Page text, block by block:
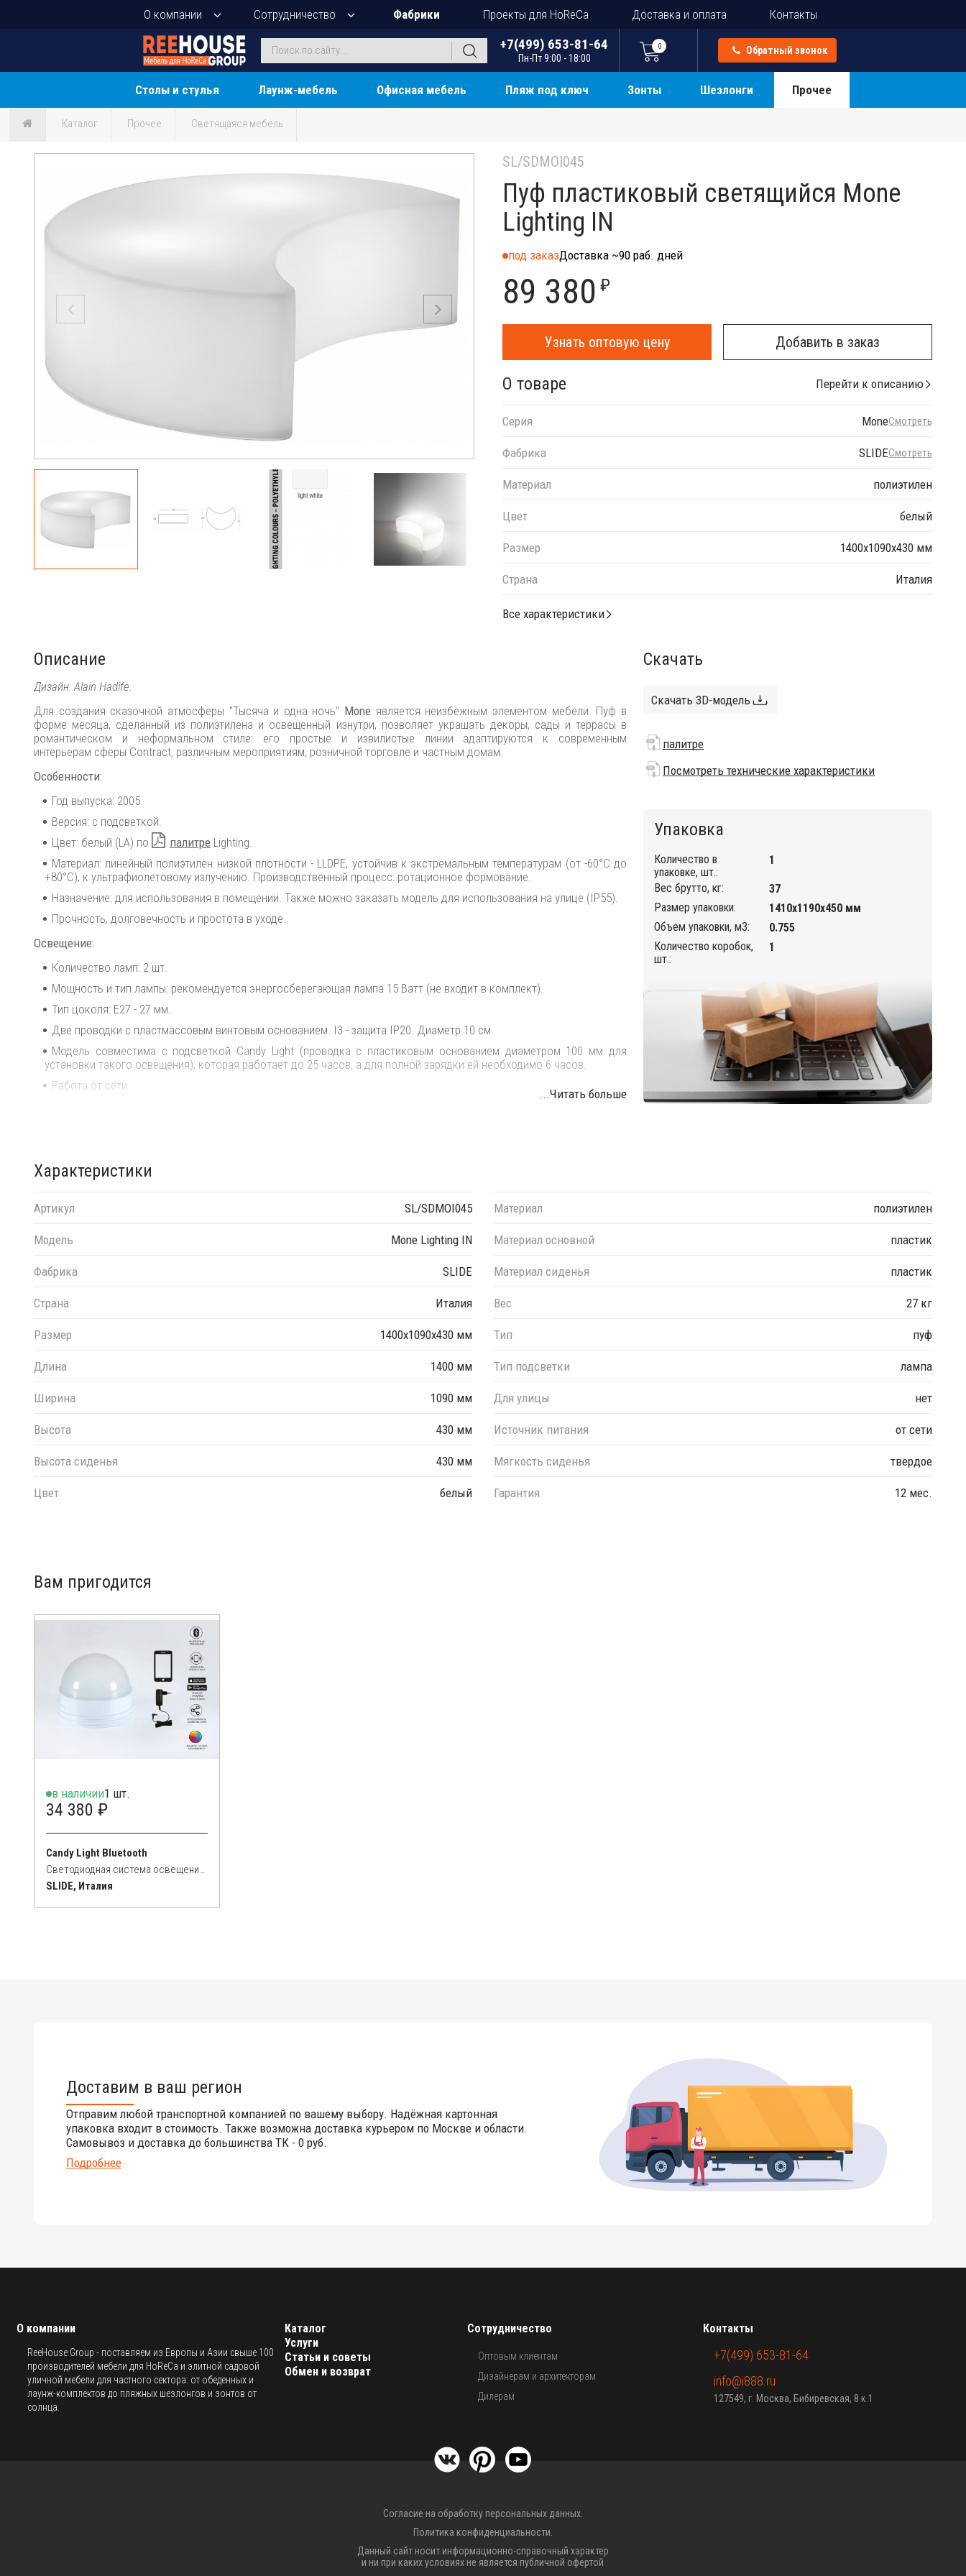
О компании Сотрудничество Фабрики Проекты для HoReCa Доставка и оплата Контакты
+7(499) 653-81-64
Пн-Пт 9:00 - 18:00
0 Обратный звонок
Столы и стулья Лаунж-мебель Офисная мебель Пляж под ключ Зонты Шезлонги Прочее
Каталог Прочее Светящаяся мебель
SL/SDMOI045
Пуф пластиковый светящийся Mone
Lighting IN
под заказДоставка ~90 раб. дней
89 380 ₽
Узнать оптовую цену Добавить в заказ
О товаре Перейти к описанию
Серия MoneСмотреть
Фабрика SLIDEСмотреть
Материал полиэтилен
Цвет белый
Размер 1400x1090x430 мм
Страна Италия
Все характеристики
Описание
Дизайн: Alain Hadife.
Для создания сказочной атмосферы "Тысяча и одна ночь" Mone является неизбежным элементом мебели. Пуф в
форме месяца, сделанный из полиэтилена и освещенный изнутри, позволяет украшать декоры, сады и террасы в
романтическом и неформальном стиле: его простые и извилистые линии адаптируются к современным
интерьерам сферы Contract, различным мероприятиям, розничной торговле и частным домам.
Особенности:
Год выпуска: 2005.
Версия: с подсветкой.
Цвет: белый (LA) по
палитре Lighting.
Материал: линейный полиэтилен низкой плотности - LLDPE, устойчив к экстремальным температурам (от -60°C до
+80°C), к ультрафиолетовому излучению. Производственный процесс: ротационное формование.
Назначение: для использования в помещении. Также можно заказать модель для использования на улице (IP55).
Прочность, долговечность и простота в уходе.
Освещение:
Количество ламп: 2 шт.
Мощность и тип лампы: рекомендуется энергосберегающая лампа 15 Ватт (не входит в комплект).
Тип цоколя: E27 - 27 мм.
Две проводки с пластмассовым винтовым основанием. I3 - защита IP20. Диаметр 10 см.
Модель совместима с подсветкой Candy Light (проводка с пластиковым основанием диаметром 100 мм для
установки такого освещения), которая работает до 25 часов, а для полной зарядки ей необходимо 6 часов.
Работа от сети.
Переработка и утилизация электронных отходов (WEEE).
Посмотреть технические характеристики
Для уточнения всех возможных вариантов материала и цвета данного изделия обращайтесь к нашим
...Читать больше
Скачать
Скачать 3D-модель
палитре
Посмотреть технические характеристики
Упаковка
Количество в
упаковке, шт.:
1
Вес брутто, кг:
37
Размер упаковки:
1410х1190х450 мм
Объем упаковки, м3:
0.755
Количество коробок,
шт.:
1
Характеристики
Артикул SL/SDMOI045
Модель Mone Lighting IN
Фабрика SLIDE
Страна Италия
Размер 1400x1090x430 мм
Длина 1400 мм
Ширина 1090 мм
Высота 430 мм
Высота сиденья 430 мм
Цвет белый
Материал полиэтилен
Материал основной пластик
Материал сиденья пластик
Вес 27 кг
Тип пуф
Тип подсветки лампа
Для улицы нет
Источник питания от сети
Мягкость сиденья твердое
Гарантия 12 мес.
Вам пригодится
в наличии1 шт.
34 380 ₽
Candy Light Bluetooth
Светодиодная система освещения RGB
SLIDE, Италия
Доставим в ваш регион
Отправим любой транспортной компанией по вашему выбору. Надёжная картонная
упаковка входит в стоимость. Также возможна доставка курьером по Москве и области.
Самовывоз и доставка до большинства ТК - 0 руб.
Подробнее
О компании
ReeHouse Group - поставляем из Европы и Азии свыше 100
производителей мебели для HoReCa и элитной садовой
уличной мебели для частного сектора: от обеденных и
лаунж-комплектов до пляжных шезлонгов и зонтов от
солнца.
Каталог
Услуги
Статьи и советы
Обмен и возврат
Сотрудничество
Оптовым клиентам
Дизайнерам и архитекторам
Дилерам
Контакты
+7(499) 653-81-64
info@i888.ru
127549, г. Москва, Бибиревская, 8 к.1
Согласие на обработку персональных данных.
Политика конфиденциальности.
Данный сайт носит информационно-справочный характер
и ни при каких условиях не является публичной офертой